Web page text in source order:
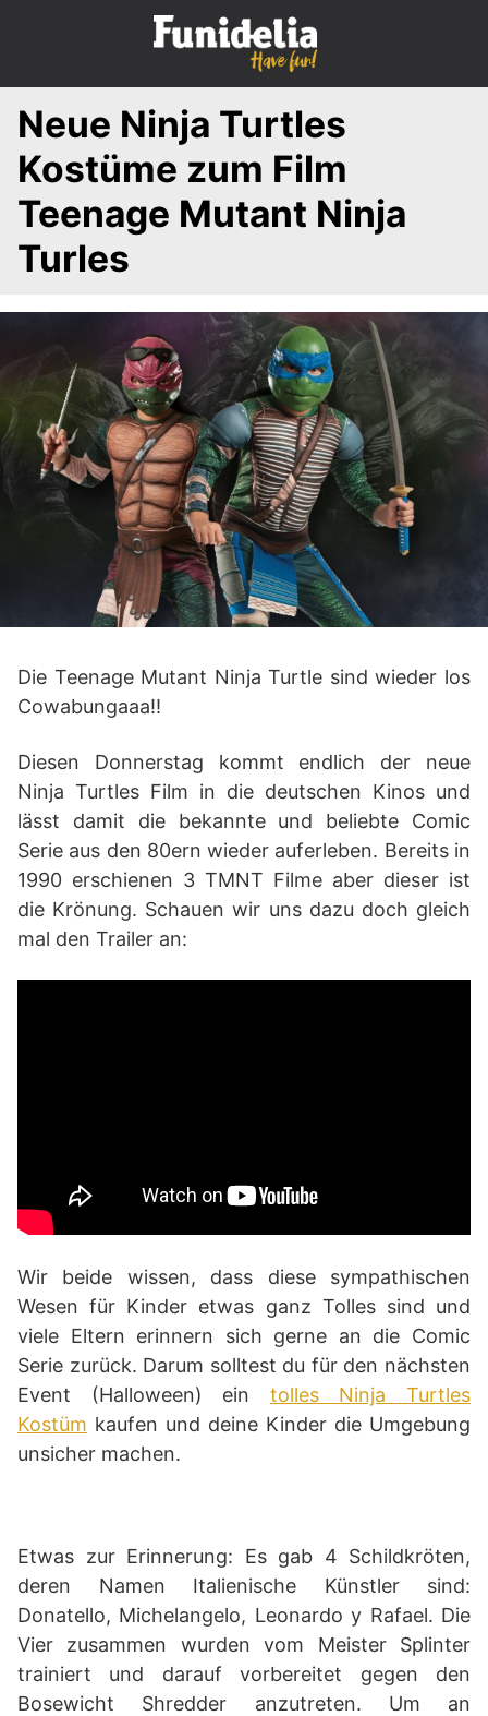
p
Neue Ninja Turtles
Kostüme zum Film
Teenage Mutant Ninja
Turles
Die Teenage Mutant Ninja Turtle sind wieder los
Cowabungaaa!!
Diesen Donnerstag kommt endlich der neue
Ninja Turtles Film in die deutschen Kinos und
lässt damit die bekannte und beliebte Comic
Serie aus den 80ern wieder auferleben. Bereits in
1990 erschienen 3 TMNT Filme aber dieser ist
die Krönung. Schauen wir uns dazu doch gleich
mal den Trailer an:
Wir beide wissen, dass diese sympathischen
Wesen für Kinder etwas ganz Tolles sind und
viele Eltern erinnern sich gerne an die Comic
Serie zurück. Darum solltest du für den nächsten
Event (Halloween) ein tolles Ninja Turtles
Kostüm kaufen und deine Kinder die Umgebung
unsicher machen.
Etwas zur Erinnerung: Es gab 4 Schildkröten,
deren Namen Italienische Künstler sind:
Donatello, Michelangelo, Leonardo y Rafael. Die
Vier zusammen wurden vom Meister Splinter
trainiert und darauf vorbereitet gegen den
Bosewicht Shredder anzutreten. Um an